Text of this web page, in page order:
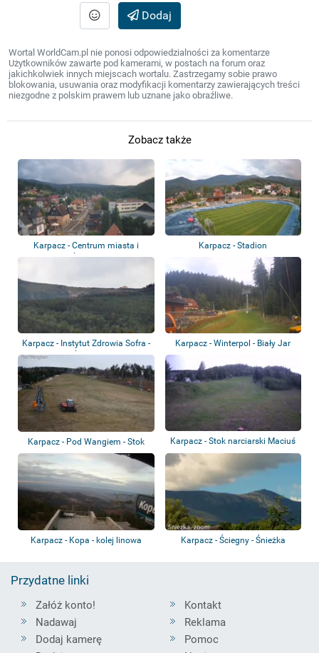
Dodaj
Wortal WorldCam.pl nie ponosi odpowiedzialności za komentarze
Użytkowników zawarte pod kamerami, w postach na forum oraz
jakichkolwiek innych miejscach wortalu. Zastrzegamy sobie prawo
blokowania, usuwania oraz modyfikacji komentarzy zawierających treści
niezgodne z polskim prawem lub uznane jako obraźliwe.
Zobacz także
Karpacz - Centrum miasta i
Śnieżka
Karpacz - Stadion
lekkoatletyczny
Karpacz - Instytut Zdrowia Sofra -
Śnież...
Karpacz - Winterpol - Biały Jar
Karpacz - Pod Wangiem - Stok
narciarski
Karpacz - Stok narciarski Maciuś
Karpacz - Kopa - kolej linowa Karpacz - Ściegny - Śnieżka
Przydatne linki
Załóż konto!
Nadawaj
Dodaj kamerę
Kontakt
Reklama
Pomoc